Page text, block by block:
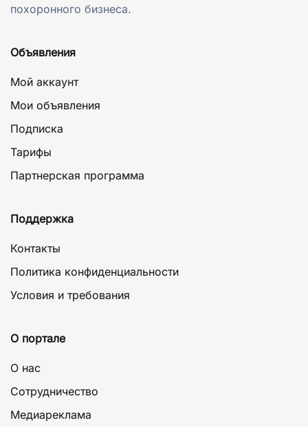
похоронного бизнеса.
Объявления
Мой аккаунт
Мои объявления
Подписка
Тарифы
Партнерская программа
Поддержка
Контакты
Политика конфиденциальности
Условия и требования
О портале
О нас
Сотрудничество
Медиареклама